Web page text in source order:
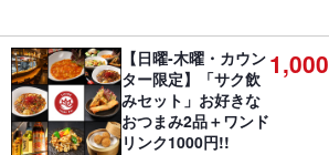
【日曜-木曜・カウン
ター限定】「サク飲
みセット」お好きな
おつまみ2品＋ワンド
リンク1000円!!
1,000